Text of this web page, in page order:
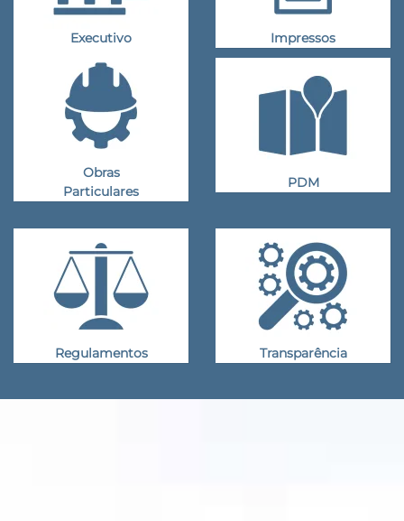
Executivo Impressos
Obras
Particulares
PDM
Regulamentos Transparência